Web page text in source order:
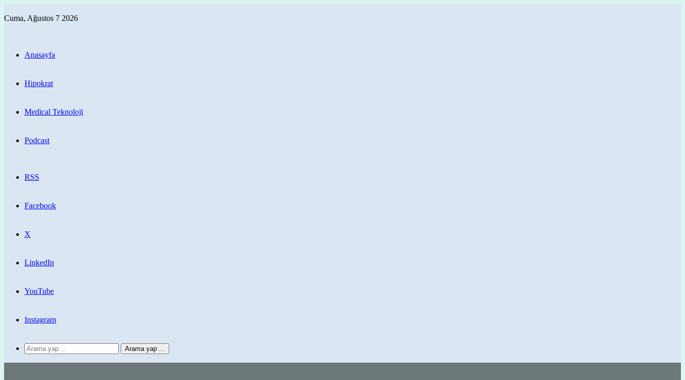
Cuma, Ağustos 7 2026
Anasayfa
Hipokrat
Medical Teknoloji
Podcast
RSS
Facebook
X
LinkedIn
YouTube
Instagram
Arama yap ...